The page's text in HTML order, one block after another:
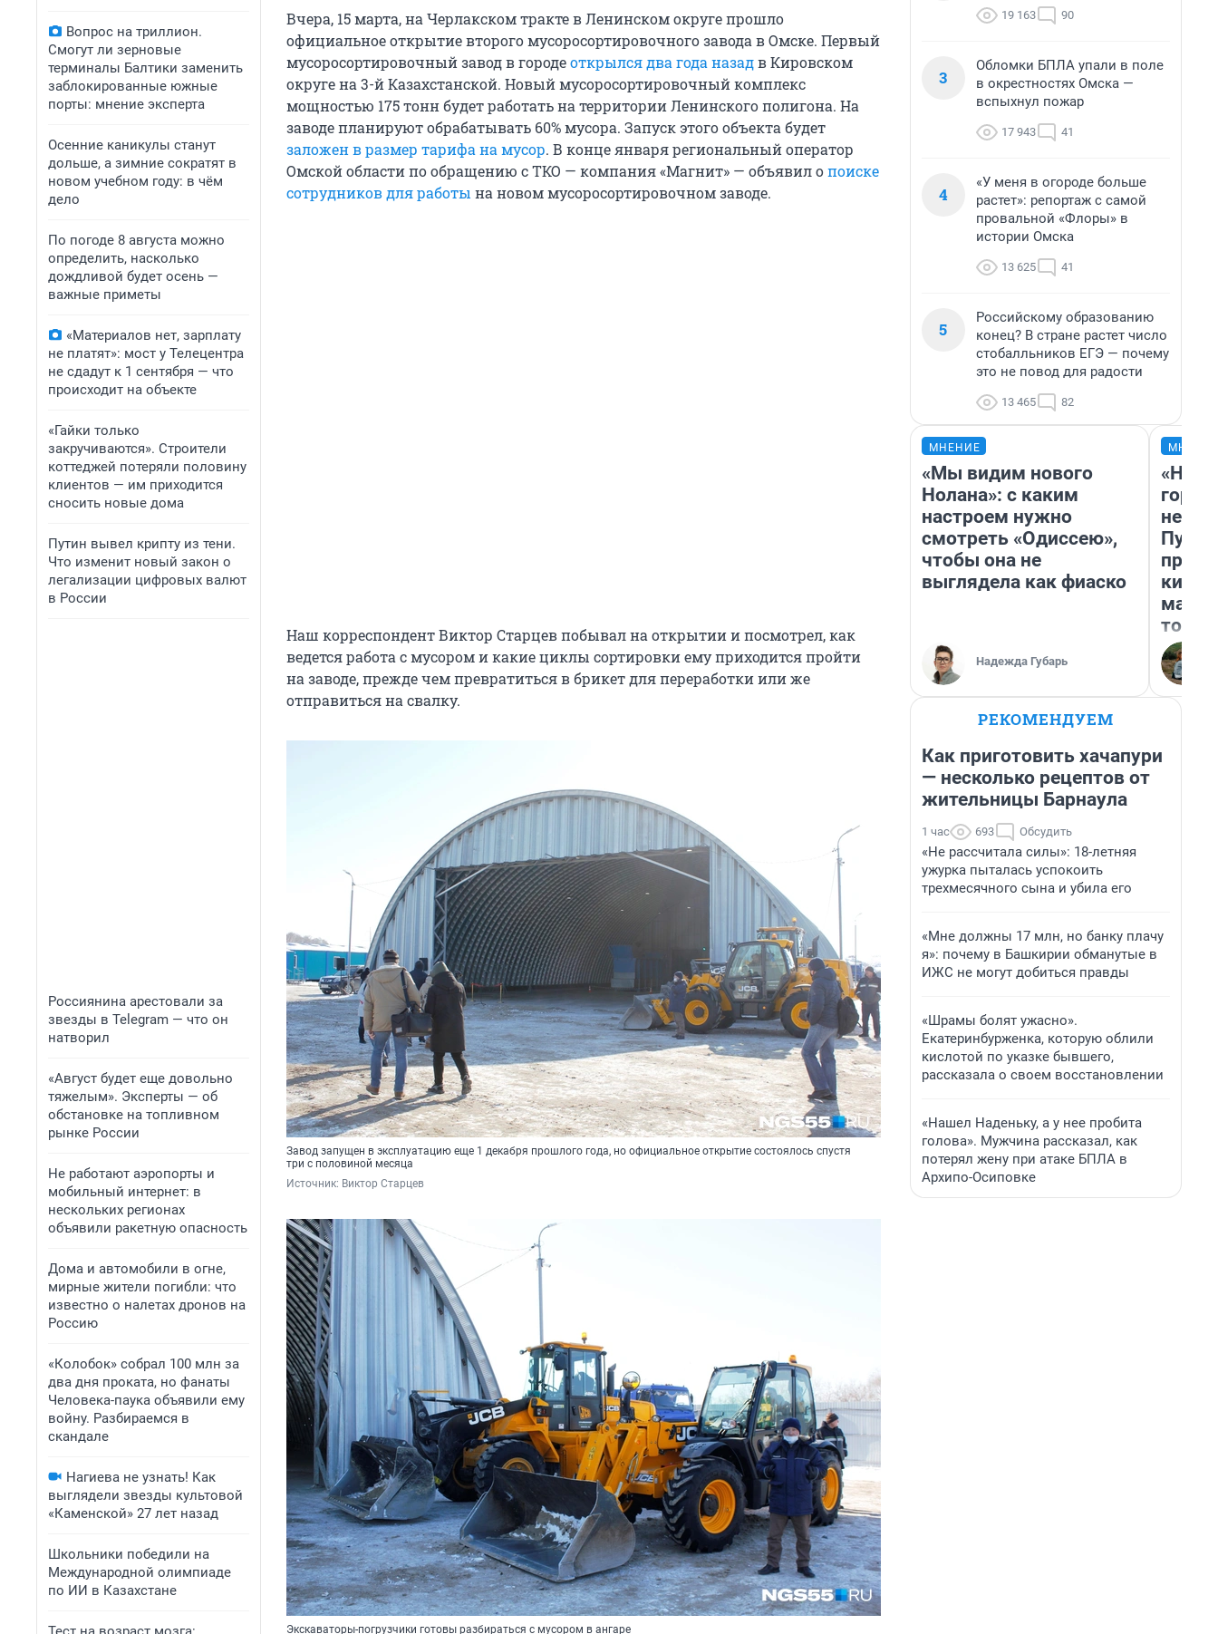
Вопрос на триллион.
Смогут ли зерновые
терминалы Балтики заменить
заблокированные южные
порты: мнение эксперта
Осенние каникулы станут
дольше, а зимние сократят в
новом учебном году: в чём
дело
По погоде 8 августа можно
определить, насколько
дождливой будет осень —
важные приметы
«Материалов нет, зарплату
не платят»: мост у Телецентра
не сдадут к 1 сентября — что
происходит на объекте
«Гайки только
закручиваются». Строители
коттеджей потеряли половину
клиентов — им приходится
сносить новые дома
Путин вывел крипту из тени.
Что изменит новый закон о
легализации цифровых валют
в России
Россиянина арестовали за
звезды в Telegram — что он
натворил
«Август будет еще довольно
тяжелым». Эксперты — об
обстановке на топливном
рынке России
Не работают аэропорты и
мобильный интернет: в
нескольких регионах
объявили ракетную опасность
Дома и автомобили в огне,
мирные жители погибли: что
известно о налетах дронов на
Россию
«Колобок» собрал 100 млн за
два дня проката, но фанаты
Человека-паука объявили ему
войну. Разбираемся в
скандале
Нагиева не узнать! Как
выглядели звезды культовой
«Каменской» 27 лет назад
Школьники победили на
Международной олимпиаде
по ИИ в Казахстане
Вчера, 15 марта, на Черлакском тракте в Ленинском округе прошло
официальное открытие второго мусоросортировочного завода в Омске. Первый
мусоросортировочный завод в городеоткрылся два года назадв Кировском
округе на 3-й Казахстанской. Новый мусоросортировочный комплекс
мощностью 175 тонн будет работать на территории Ленинского полигона. На
заводе планируют обрабатывать 60% мусора. Запуск этого объекта будет
заложен в размер тарифа на мусор. В конце января региональный оператор
Омской области по обращению с ТКО — компания «Магнит» — объявил опоиске
сотрудников для работы на новом мусоросортировочном заводе.
Наш корреспондент Виктор Старцев побывал на открытии и посмотрел, как
ведется работа с мусором и какие циклы сортировки ему приходится пройти
на заводе, прежде чем превратиться в брикет для переработки или же
отправиться на свалку.
Завод запущен в эксплуатацию еще 1 декабря прошлого года, но официальное открытие состоялось спустя
три с половиной месяца
Источник: Виктор Старцев
Экскаваторы-погрузчики готовы разбираться с мусором в ангаре
19 163 90
3
Обломки БПЛА упали в поле
в окрестностях Омска —
вспыхнул пожар
17 943 41
4
«У меня в огороде больше
растет»: репортаж с самой
провальной «Флоры» в
истории Омска
13 625 41
5
Российскому образованию
конец? В стране растет число
стобалльников ЕГЭ — почему
это не повод для радости
13 465 82
МНЕНИЕ
«Мы видим нового
Нолана»: с каким
настроем нужно
смотреть «Одиссею»,
чтобы она не
выглядела как фиаско
Надежда Губарь
«Нет
того
РЕКОМЕНДУЕМ
Как приготовить хачапури
— несколько рецептов от
жительницы Барнаула
1 час 693 Обсудить
«Не рассчитала силы»: 18-летняя
ужурка пыталась успокоить
трехмесячного сына и убила его
«Мне должны 17 млн, но банку плачу
я»: почему в Башкирии обманутые в
ИЖС не могут добиться правды
«Шрамы болят ужасно».
Екатеринбурженка, которую облили
кислотой по указке бывшего,
рассказала о своем восстановлении
«Нашел Наденьку, а у нее пробита
голова». Мужчина рассказал, как
потерял жену при атаке БПЛА в
Архипо-Осиповке